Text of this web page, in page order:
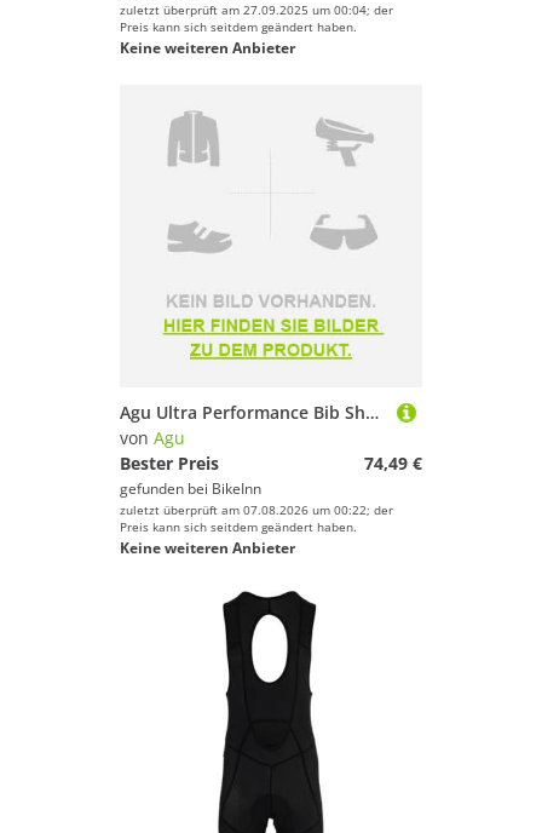
zuletzt überprüft am 27.09.2025 um 00:04; der
Preis kann sich seitdem geändert haben.
Keine weiteren Anbieter
Agu Ultra Performance Bib Shorts Schwarz XS Frau
von Agu
Bester Preis
74,49 €
gefunden bei BikeInn
zuletzt überprüft am 07.08.2026 um 00:22; der
Preis kann sich seitdem geändert haben.
Keine weiteren Anbieter